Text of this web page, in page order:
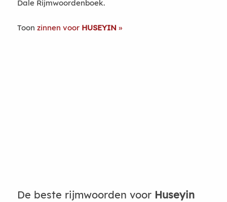
Dale Rijmwoordenboek.
Toon zinnen voor HUSEYIN
De beste rijmwoorden voor Huseyin